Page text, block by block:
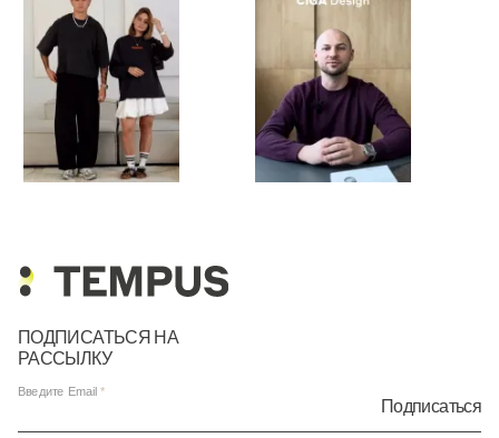
ПОДПИСАТЬСЯ НА
РАССЫЛКУ
Введите Email
Подписаться